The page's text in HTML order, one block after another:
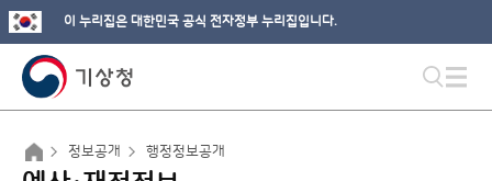
이 누리집은 대한민국 공식 전자정부 누리집입니다.
정보공개 행정정보공개